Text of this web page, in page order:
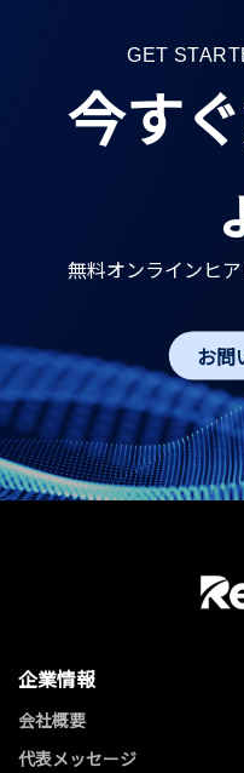
GET
今す
無料オンラインヒ
お問
企業情報
会社概要
代表メッセージ